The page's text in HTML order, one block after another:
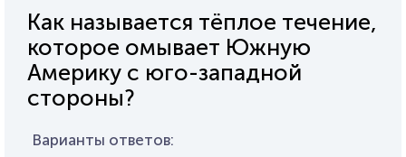
Как называется тёплое течение,
которое омывает Южную
Америку с юго-западной
стороны?
Варианты ответов: